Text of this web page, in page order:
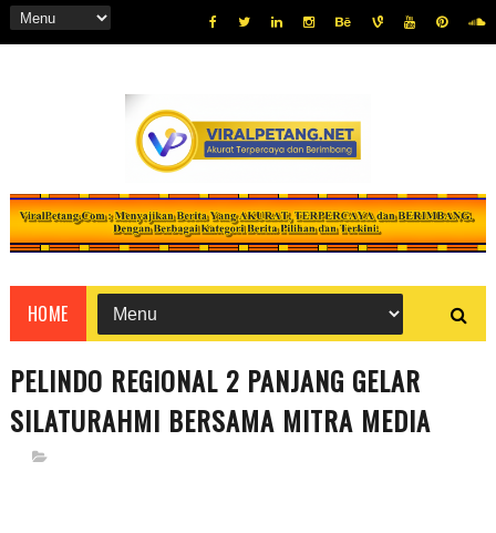
HOME
PELINDO REGIONAL 2 PANJANG GELAR
SILATURAHMI BERSAMA MITRA MEDIA